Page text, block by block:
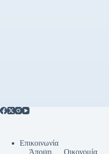
Επικοινωνία
Άποψη
Οικονομία